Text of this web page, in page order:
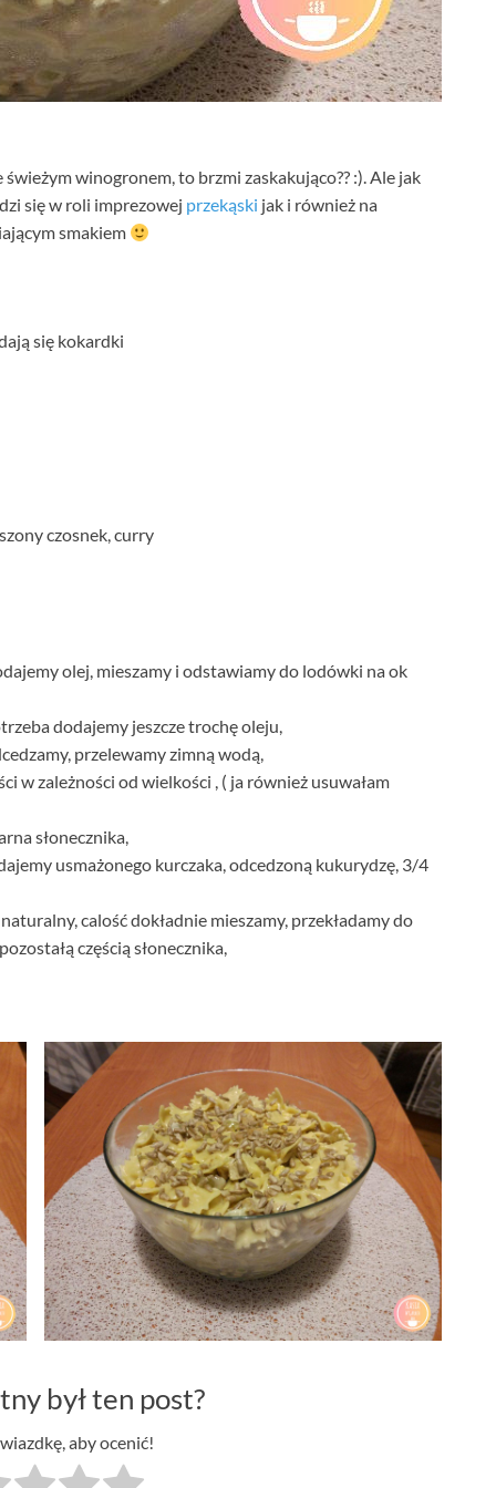
winogronem, to brzmi zaskakująco?? :). Ale jak
się w roli imprezowej przekąski jak i również na
smakiem
się kokardki
czosnek, curry
olej, mieszamy i odstawiamy do lodówki na ok
dodajemy jeszcze trochę oleju,
przelewamy zimną wodą,
w zależności od wielkości , ( ja również usuwałam
słonecznika,
usmażonego kurczaka, odcedzoną kukurydzę, 3/4
calość dokładnie mieszamy, przekładamy do
częścią słonecznika,
był ten post?
aby ocenić!